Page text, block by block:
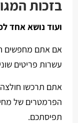
בזכות
ועוד נושא אחד
אם אתם מחפשים
עשרות פריטים
אתם תרכשו
הפרמטרים של
תפיסתכם.